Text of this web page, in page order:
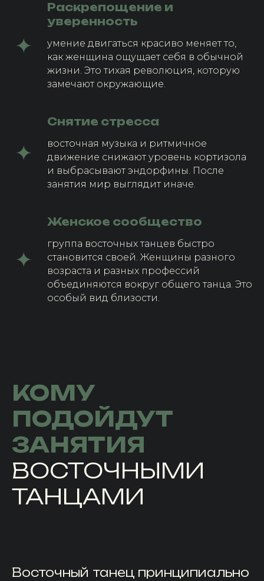
Раскрепощение и
уверенность
умение двигаться красиво меняет то,
как женщина ощущает себя в обычной
жизни. Это тихая революция, которую
замечают окружающие.
Снятие стресса
восточная музыка и ритмичное
движение снижают уровень кортизола
и выбрасывают эндорфины. После
занятия мир выглядит иначе.
Женское сообщество
группа восточных танцев быстро
становится своей. Женщины разного
возраста и разных профессий
объединяются вокруг общего танца. Это
особый вид близости.
КОМУ
ПОДОЙДУТ
ЗАНЯТИЯ
ВОСТОЧНЫМИ
ТАНЦАМИ
Восточный танец принципиально